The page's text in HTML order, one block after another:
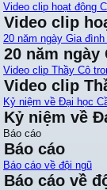
Video clip hoạt động
Video clip
20 năm ngày Gia
20 năm ngày
Video clip Thầy Cô
Video clip
Kỷ niệm về Đại học
Kỷ niệm về
Báo cáo
Báo cáo
Báo cáo về đội ngũ
Báo cáo về